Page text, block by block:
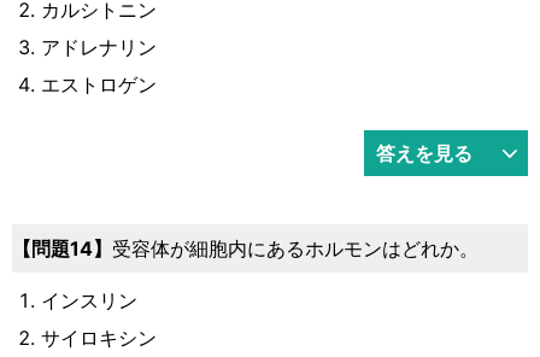
カルシトニン
アドレナリン
エストロゲン
答えを見る
14 受容体が細胞内にあるホルモンはどれか。
インスリン
サイロキシン